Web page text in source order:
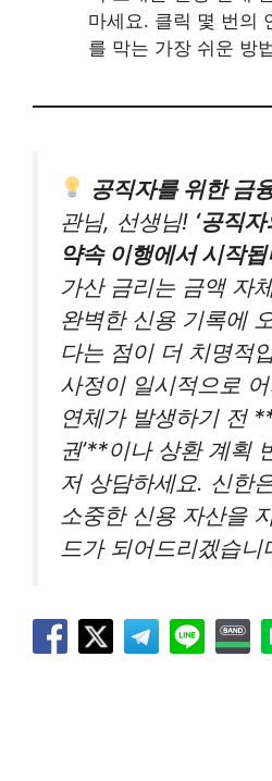
마세요. 클릭 몇 번의
를 막는 가장 쉬운 방
공직자를 위한 금
관님, 선생님! ‘공직
약속 이행에서 시작됩
가산 금리는 금액 자
완벽한 신용 기록에
다는 점이 더 치명적
사정이 일시적으로
연체가 발생하기 전
권’**이나 상환 계획
저 상담하세요. 신한
소중한 신용 자산을
드가 되어드리겠습니